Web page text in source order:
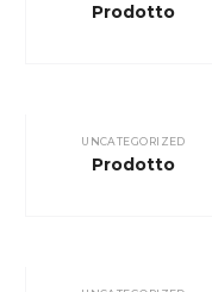
Prodotto
UNCATEGORIZED
Prodotto